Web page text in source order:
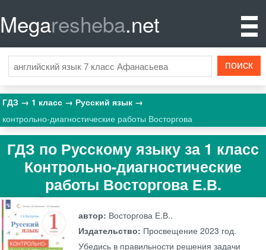
Megaresheba.net
ГДЗ 1 класс
Русский язык
контрольно-диагностические работы Восторгова
ГДЗ по Русскому языку за 1 класс
Контрольно-диагностические
работы Восторгова Е.В.
автор: Восторгова Е.В..
Издательство: Просвещение 2023 год.
Убедись в правильности решения задачи